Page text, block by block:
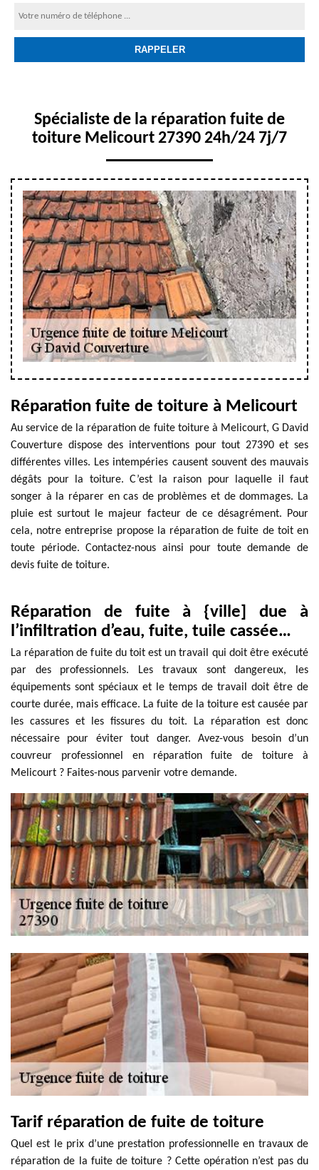
Spécialiste de la réparation fuite de
toiture Melicourt 27390 24h/24 7j/7
Réparation fuite de toiture à Melicourt
Au service de la réparation de fuite toiture à Melicourt, G David
Couverture dispose des interventions pour tout 27390 et ses
différentes villes. Les intempéries causent souvent des mauvais
dégâts pour la toiture. C’est la raison pour laquelle il faut
songer à la réparer en cas de problèmes et de dommages. La
pluie est surtout le majeur facteur de ce désagrément. Pour
cela, notre entreprise propose la réparation de fuite de toit en
toute période. Contactez-nous ainsi pour toute demande de
devis fuite de toiture.
Réparation de fuite à {ville] due à
l’infiltration d’eau, fuite, tuile cassée…
La réparation de fuite du toit est un travail qui doit être exécuté
par des professionnels. Les travaux sont dangereux, les
équipements sont spéciaux et le temps de travail doit être de
courte durée, mais efficace. La fuite de la toiture est causée par
les cassures et les fissures du toit. La réparation est donc
nécessaire pour éviter tout danger. Avez-vous besoin d’un
couvreur professionnel en réparation fuite de toiture à
Melicourt ? Faites-nous parvenir votre demande.
Tarif réparation de fuite de toiture
Quel est le prix d’une prestation professionnelle en travaux de
réparation de la fuite de toiture ? Cette opération n’est pas du